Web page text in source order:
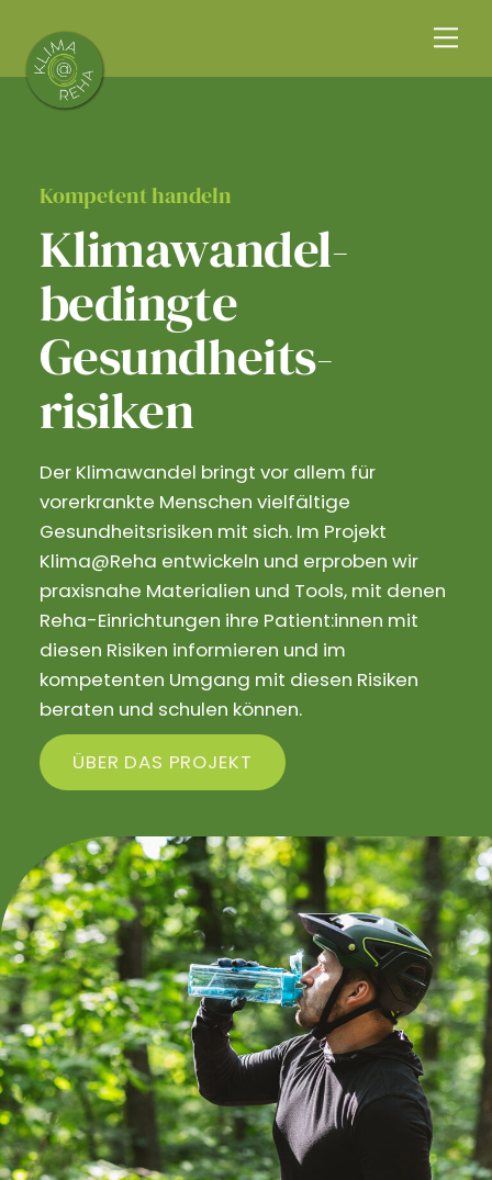
content
Kompetent handeln
Klimawandel­
bedingte
Gesundheits­
risiken
Der Klimawandel bringt vor allem für
vorerkrankte Menschen vielfältige
Gesundheitsrisiken mit sich. Im Projekt
Klima@Reha entwickeln und erproben wir
praxisnahe Materialien und Tools, mit denen
Reha-Einrichtungen ihre Patient:innen mit
diesen Risiken informieren und im
kompetenten Umgang mit diesen Risiken
beraten und schulen können.
ÜBER DAS PROJEKT